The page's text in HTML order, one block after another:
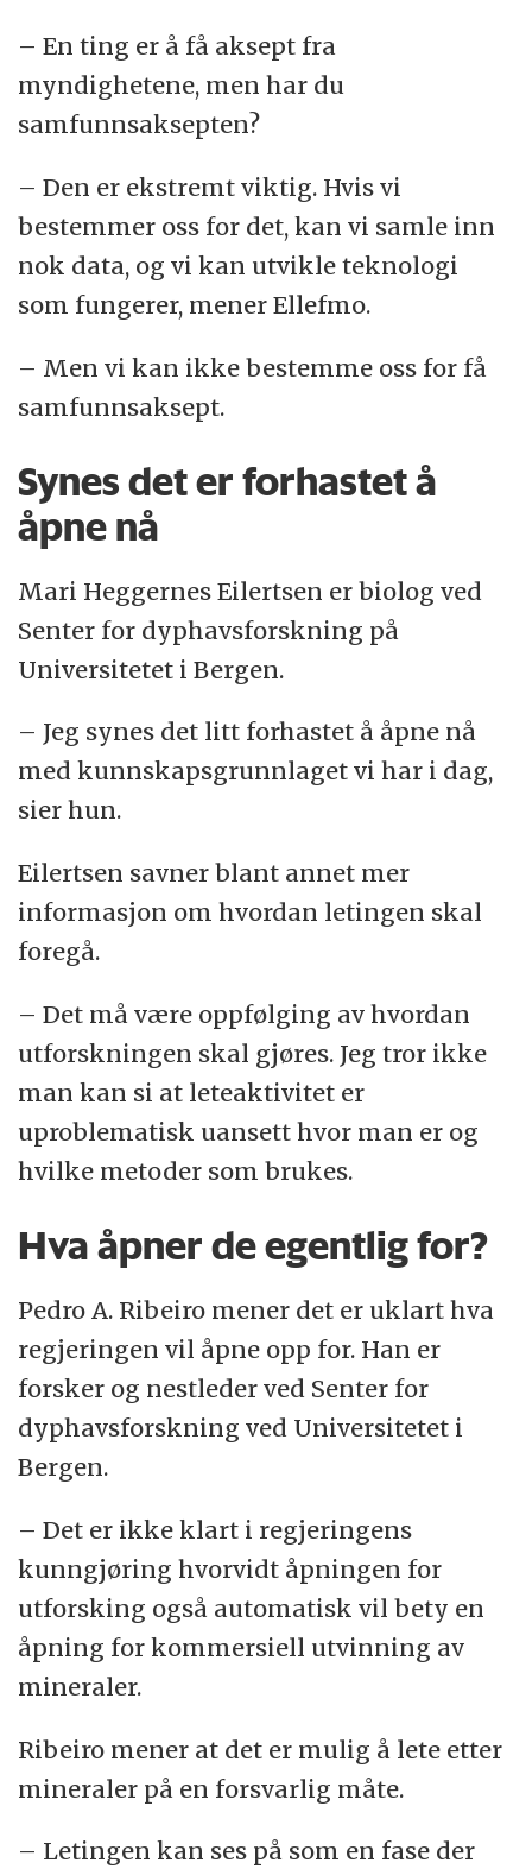
– En ting er å få aksept fra
myndighetene, men har du
samfunnsaksepten?
– Den er ekstremt viktig. Hvis vi
bestemmer oss for det, kan vi samle inn
nok data, og vi kan utvikle teknologi
som fungerer, mener Ellefmo.
– Men vi kan ikke bestemme oss for få
samfunnsaksept.
Synes det er forhastet å
åpne nå
Mari Heggernes Eilertsen er biolog ved
Senter for dyphavsforskning på
Universitetet i Bergen.
– Jeg synes det litt forhastet å åpne nå
med kunnskapsgrunnlaget vi har i dag,
sier hun.
Eilertsen savner blant annet mer
informasjon om hvordan letingen skal
foregå.
– Det må være oppfølging av hvordan
utforskningen skal gjøres. Jeg tror ikke
man kan si at leteaktivitet er
uproblematisk uansett hvor man er og
hvilke metoder som brukes.
Hva åpner de egentlig for?
Pedro A. Ribeiro mener det er uklart hva
regjeringen vil åpne opp for. Han er
forsker og nestleder ved Senter for
dyphavsforskning ved Universitetet i
Bergen.
– Det er ikke klart i regjeringens
kunngjøring hvorvidt åpningen for
utforsking også automatisk vil bety en
åpning for kommersiell utvinning av
mineraler.
Ribeiro mener at det er mulig å lete etter
mineraler på en forsvarlig måte.
– Letingen kan ses på som en fase der